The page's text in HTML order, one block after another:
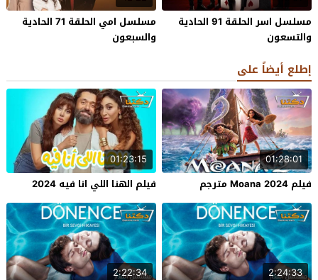
مسلسل اسر الحلقة 91 الحادية
والتسعون
مسلسل امي الحلقة 71 الحادية
والسبعون
إطلع أيضاً على
01:28:01
فيلم Moana 2024 مترجم
01:23:15
فيلم الهنا اللي انا فيه 2024
2:24:33
2:22:34